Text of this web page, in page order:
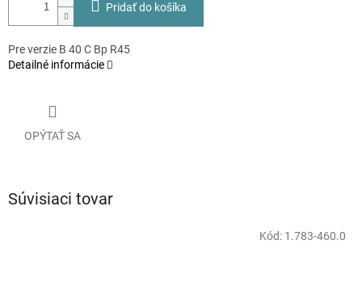
Pridať do košíka
Pre verzie B 40 C Bp R45
Detailné informácie
OPÝTAŤ SA
Súvisiaci tovar
Kód: 1.783-460.0